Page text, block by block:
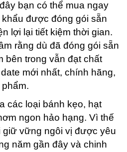
bạn có thể mua ngay
được đóng gói sẵn
lợi lại tiết kiệm thời gian.
rằng dù đã đóng gói sẵn
bên trong vẫn đạt chất
mới nhất, chính hãng,
các loại bánh kẹo, hạt
ngon hảo hạng. Vì thế
giữ vững ngôi vị được yêu
năm gần đây và chinh